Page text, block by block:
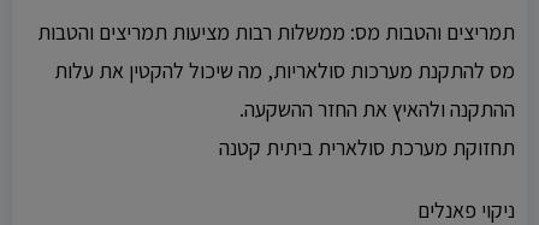
תמריצים והטבות מס: ממשלות רבות מציעות תמריצים והטבות
מס להתקנת מערכות סולאריות, מה שיכול להקטין את עלות
ההתקנה ולהאיץ את החזר ההשקעה.
תחזוקת מערכת סולארית ביתית קטנה
ניקוי פאנלים